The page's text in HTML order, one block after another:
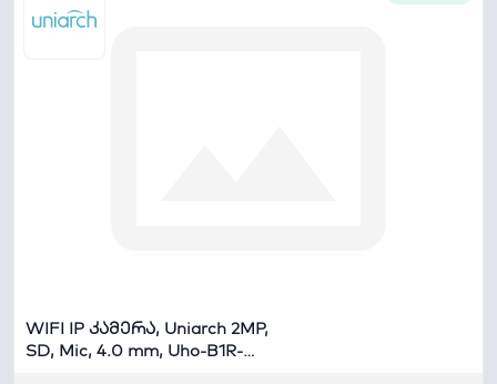
WIFI IP კამერა, Uniarch 2MP,
SD, Mic, 4.0 mm, Uho-B1R-